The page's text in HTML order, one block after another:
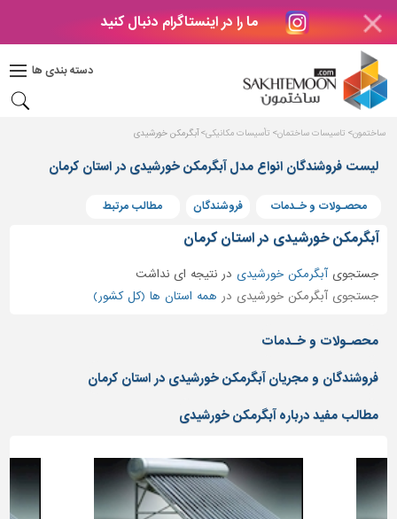
ما را در اینستاگرام دنبال کنید
دسته بندی ها
دکوراسیون
بتن
های
بتنی
و
پنجره
ساختمانی
نرده
و
حفاظ
کفپوش
سرویس
بهداشتی
ساختمون تاسیسات ساختمان تأسیسات مکانیکی آبگرمکن خورشیدی
لیست فروشندگان انواع مدل آبگرمکن خورشیدی در استان کرمان
محصـولات و خـدمات فروشندگان مطالب مرتبط
آبگرمکن خورشیدی در استان کرمان
جستجویآبگرمکن خورشیدی درنتیجه ای نداشت
جستجوی آبگرمکن خورشیدی در همه استان ها (کل کشور)
محصـولات و خـدمات
فروشندگان و مجریان آبگرمکن خورشیدی در استان کرمان
مطالب مفید درباره آبگرمکن خورشیدی